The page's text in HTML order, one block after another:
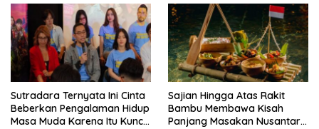
Sutradara Ternyata Ini Cinta
Beberkan Pengalaman Hidup
Masa Muda Karena Itu Kunci
Sajian Hingga Atas Rakit
Bambu Membawa Kisah
Panjang Masakan Nusantara